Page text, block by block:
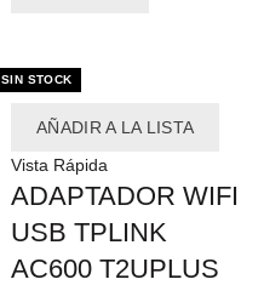
SIN STOCK
AÑADIR A LA LISTA
Vista Rápida
ADAPTADOR WIFI
USB TPLINK
AC600 T2UPLUS